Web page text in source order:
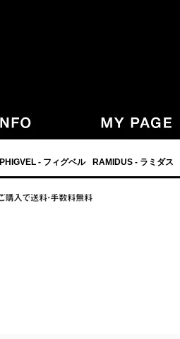
PHIGVEL - フィグベル RAMIDUS - ラミダス